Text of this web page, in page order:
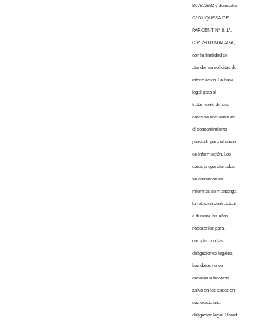
B67855882 y domicilio
C/ DUQUESA DE
PARCENT Nº 8, 1º,
C.P. 29001 MALAGA,
con la finalidad de
atender su solicitud de
información. La base
legal para el
tratamiento de sus
datos se encuentra en
el consentimiento
prestado para el envío
de información. Los
datos proporcionados
se conservarán
mientras se mantenga
la relación contractual
o durante los años
necesarios para
cumplir con las
obligaciones legales.
Los datos no se
cederán a terceros
salvo en los casos en
que exista una
obligación legal. Usted